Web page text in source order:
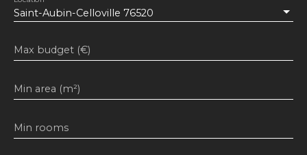
Saint-Aubin-Celloville 76520
Max budget (€)
Min area (m²)
Min rooms